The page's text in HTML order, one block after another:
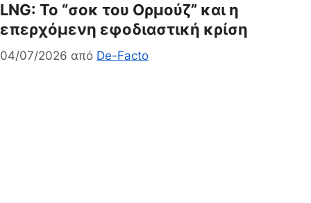
LNG: Το “σοκ του Ορμούζ” και η
επερχόμενη εφοδιαστική κρίση
04/07/2026 από De-Facto